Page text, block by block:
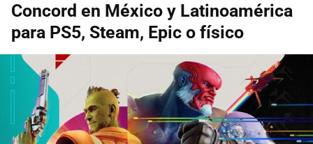
Concord en México y Latinoamérica
para PS5, Steam, Epic o físico